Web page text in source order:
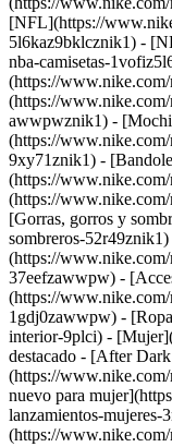
[NFL](https://
5l6kaz9bklcznik1) -
nba-camisetas-
(https://
(https://
awwpwznik1) -
(https://
9xy71znik1) -
(https://
(https://
[Gorras, gorros y
sombreros-
(https://
37eefzawwpw) -
(https://
1gdj0zawwpw) -
interior-9plci) -
destacado - [After
(https://
nuevo para
lanzamientos-
(https://